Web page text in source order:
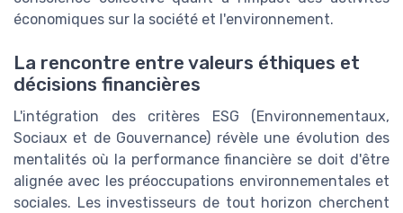
économiques sur la société et l'environnement.
La rencontre entre valeurs éthiques et
décisions financières
L'intégration des critères ESG (Environnementaux,
Sociaux et de Gouvernance) révèle une évolution des
mentalités où la performance financière se doit d'être
alignée avec les préoccupations environnementales et
sociales. Les investisseurs de tout horizon cherchent